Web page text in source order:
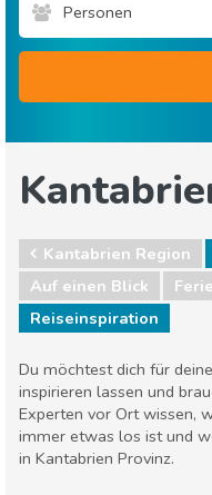
Personen
Kantabrien Region
Auf einen Blick
Reiseinspiration
Du möchtest dich für
inspirieren lassen und
Experten vor Ort wissen,
immer etwas los ist und
in Kantabrien Provinz.